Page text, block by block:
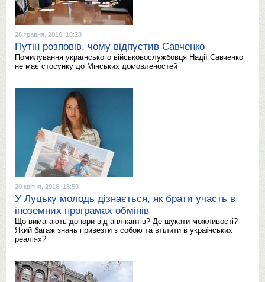
28 травня, 2016, 10:28
Путін розповів, чому відпустив Савченко
Помилування українського військовослужбовця Надії Савченко
не має стосунку до Мінських домовленостей
20 квітня, 2016, 13:59
У Луцьку молодь дізнається, як брати участь в
іноземних програмах обмінів
Що вимагають донори від аплікантів? Де шукати можливості?
Який багаж знань привезти з собою та втілити в українських
реаліях?